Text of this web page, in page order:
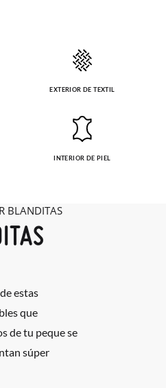
EXTERIOR DE TEXTIL
INTERIOR DE PIEL
estas
que
de tu peque se
súper